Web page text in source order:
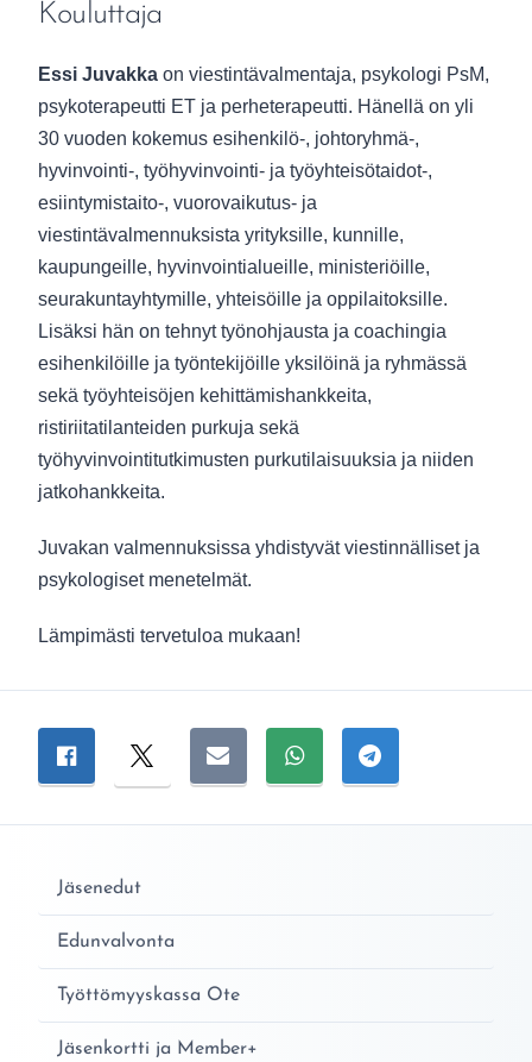
Kouluttaja
Essi Juvakka on viestintävalmentaja, psykologi PsM,
psykoterapeutti ET ja perheterapeutti. Hänellä on yli
30 vuoden kokemus esihenkilö-, johtoryhmä-,
hyvinvointi-, työhyvinvointi- ja työyhteisötaidot-,
esiintymistaito-, vuorovaikutus- ja
viestintävalmennuksista yrityksille, kunnille,
kaupungeille, hyvinvointialueille, ministeriöille,
seurakuntayhtymille, yhteisöille ja oppilaitoksille.
Lisäksi hän on tehnyt työnohjausta ja coachingia
esihenkilöille ja työntekijöille yksilöinä ja ryhmässä
sekä työyhteisöjen kehittämishankkeita,
ristiriitatilanteiden purkuja sekä
työhyvinvointitutkimusten purkutilaisuuksia ja niiden
jatkohankkeita.
Juvakan valmennuksissa yhdistyvät viestinnälliset ja
psykologiset menetelmät.
Lämpimästi tervetuloa mukaan!
Jaa sivu
Jaa Facebookissa
Jaa TwitterissäJaa sähköpostitse
Jaa WhatsAppissa
Jaa
Jäsenedut
Edunvalvonta
Työttömyyskassa Ote
Jäsenkortti ja Member+